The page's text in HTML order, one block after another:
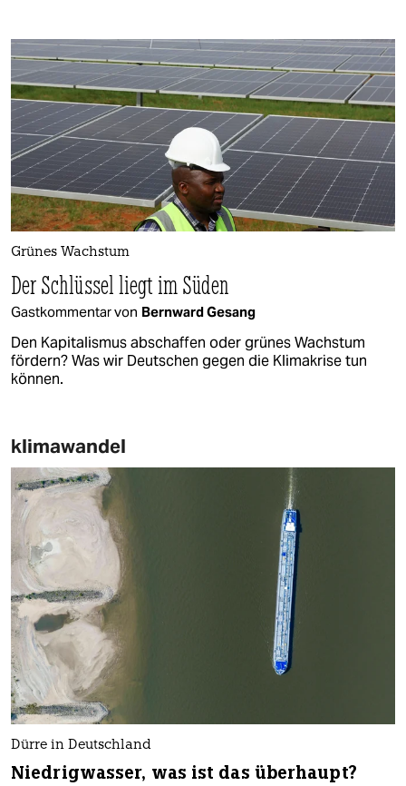
Grünes Wachstum
Der Schlüssel liegt im Süden
Gastkommentar von Bernward Gesang
Den Kapitalismus abschaffen oder grünes Wachstum
fördern? Was wir Deutschen gegen die Klimakrise tun
können.
klimawandel
Dürre in Deutschland
Niedrigwasser, was ist das überhaupt?